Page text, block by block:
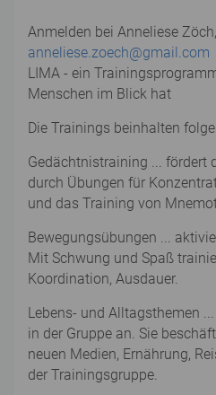
Anmelden bei Anneliese Zöch,
anneliese.zoech@gmail.com
LIMA - ein
Menschen im Blick hat
Die Trainings beinhalten
Gedächtnistraining ... fördert
durch Übungen für
und das Training von
Bewegungsübungen ...
Mit Schwung und Spaß
Koordination, Ausdauer.
Lebens- und Alltagsthemen
in der Gruppe an. Sie
neuen Medien, Ernährung,
der Trainingsgruppe.